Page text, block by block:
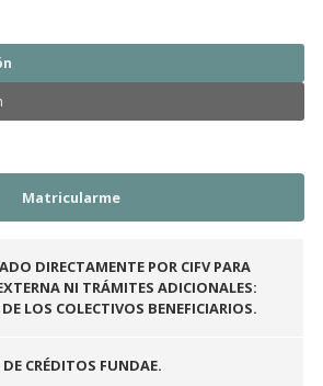
DIRECTAMENTE POR CIFV PARA
NI TRÁMITES ADICIONALES:
LOS COLECTIVOS BENEFICIARIOS.
CRÉDITOS FUNDAE.